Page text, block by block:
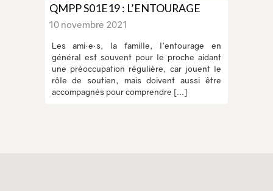
QMPP S01E19 : L’ENTOURAGE
10 novembre 2021
Les ami·e·s, la famille, l'entourage en
général est souvent pour le proche aidant
une préoccupation régulière, car jouent le
rôle de soutien, mais doivent aussi être
accompagnés pour comprendre [...]